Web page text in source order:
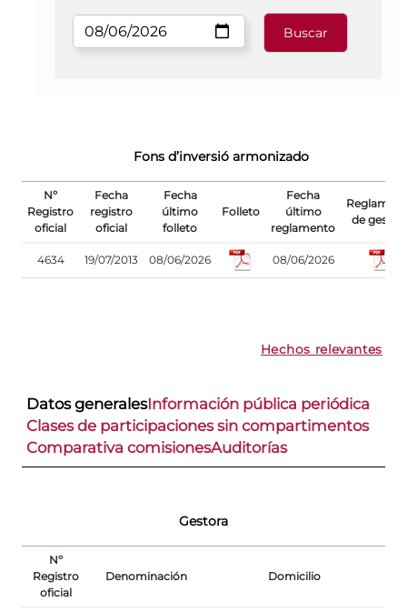
Fons d’inversió armonizado
Nº
Registro
oficial
Fecha
registro
oficial
Fecha
último
folleto
Folleto
Fecha
último
reglamento
de
4634 19/07/2013 08/06/2026 08/06/2026
Hechos relevantes
Datos generalesInformación pública periódica
Clases de participaciones sin compartimentos
Comparativa comisionesAuditorías
Gestora
Nº
Registro
oficial
Denominación Domicilio